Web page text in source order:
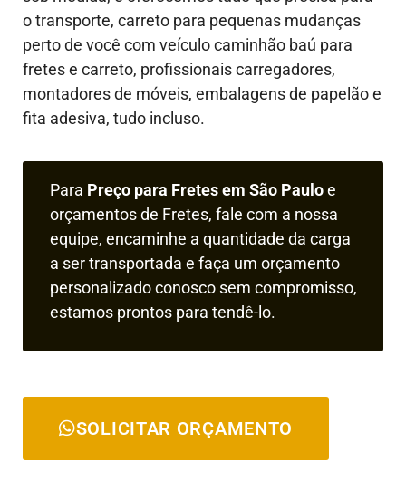
o transporte, carreto para pequenas mudanças
perto de você com veículo caminhão baú para
fretes e carreto, profissionais carregadores,
montadores de móveis, embalagens de papelão e
fita adesiva, tudo incluso.
Para Preço para Fretes em São Pauloe
orçamentos de Fretes, fale com a nossa
equipe, encaminhe a quantidade da carga
a ser transportada e faça um orçamento
personalizado conosco sem compromisso,
estamos prontos para tendê-lo.
SOLICITAR ORÇAMENTO